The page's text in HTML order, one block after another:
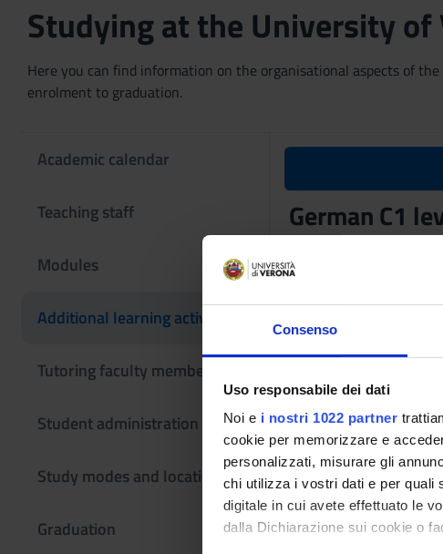
Consenso
Uso responsabile dei dati
Noi e i nostri 1022 partner
cookie per memorizzare e
personalizzati, misurare gli
chi utilizza i vostri dati e per quali
digitale in cui avete effettuato le
dalla Dichiarazione sui cookie o
Studying at the University of
Here you can find information on the organisational aspects of
enrolment to graduation.
Academic calendar
Teaching staff
Modules
Additional learning activities
Tutoring faculty members
Student administration
Study modes and locations
Graduation
German C1
4S014662
The course is given by